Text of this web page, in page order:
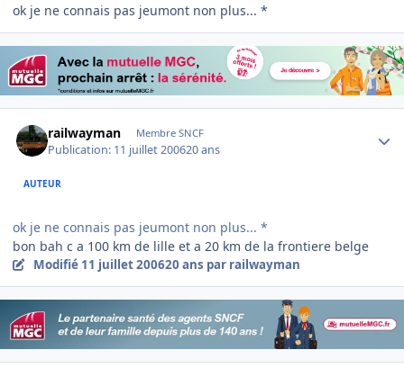
ok je ne connais pas jeumont non plus... *
railwayman Membre SNCF
Publication: 11 juillet 200620 ans
AUTEUR
ok je ne connais pas jeumont non plus... *
bon bah c a 100 km de lille et a 20 km de la frontiere belge
Modifié 11 juillet 200620 ans par railwayman